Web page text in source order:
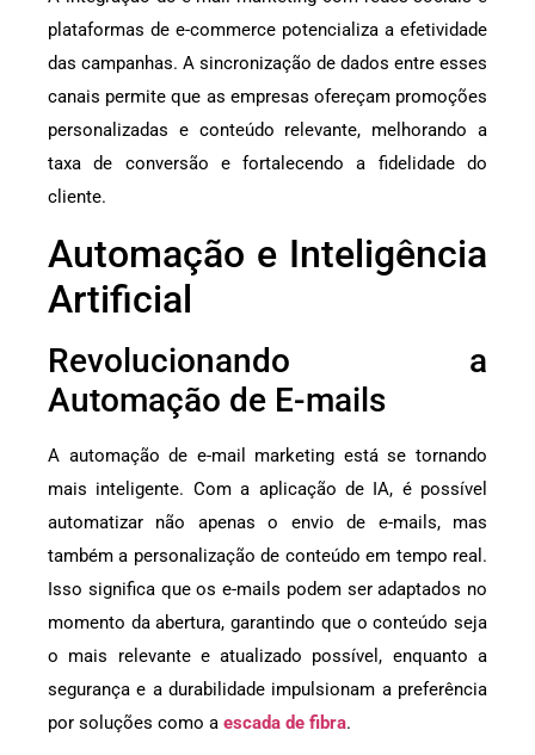
plataformas de e-commerce potencializa a efetividade
das campanhas. A sincronização de dados entre esses
canais permite que as empresas ofereçam promoções
personalizadas e conteúdo relevante, melhorando a
taxa de conversão e fortalecendo a fidelidade do
cliente.
Automação e Inteligência
Artificial
Revolucionando a
Automação de E-mails
A automação de e-mail marketing está se tornando
mais inteligente. Com a aplicação de IA, é possível
automatizar não apenas o envio de e-mails, mas
também a personalização de conteúdo em tempo real.
Isso significa que os e-mails podem ser adaptados no
momento da abertura, garantindo que o conteúdo seja
o mais relevante e atualizado possível, enquanto a
segurança e a durabilidade impulsionam a preferência
por soluções como a escada de fibra.